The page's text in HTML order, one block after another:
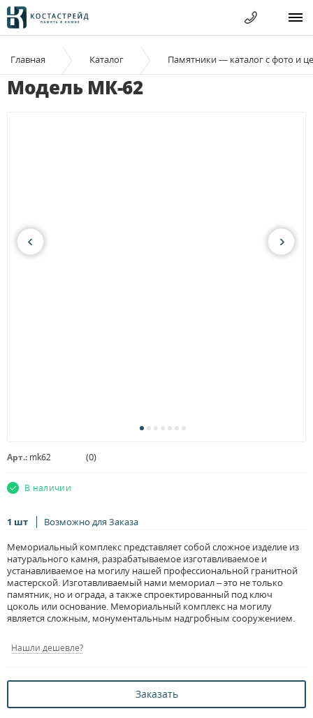
Главная Каталог Памятники — каталог с фото и
Модель МК-62
Арт.: mk62 (0)
В наличии
1 шт
Возможно для Заказа
Мемориальный комплекс представляет собой сложное изделие из
натурального камня, разрабатываемое изготавливаемое и
устанавливаемое на могилу нашей профессиональной гранитной
мастерской. Изготавливаемый нами мемориал – это не только
памятник, но и ограда, а также спроектированный под ключ
цоколь или основание. Мемориальный комплекс на могилу
является сложным, монументальным надгробным сооружением.
Нашли дешевле?
Заказать